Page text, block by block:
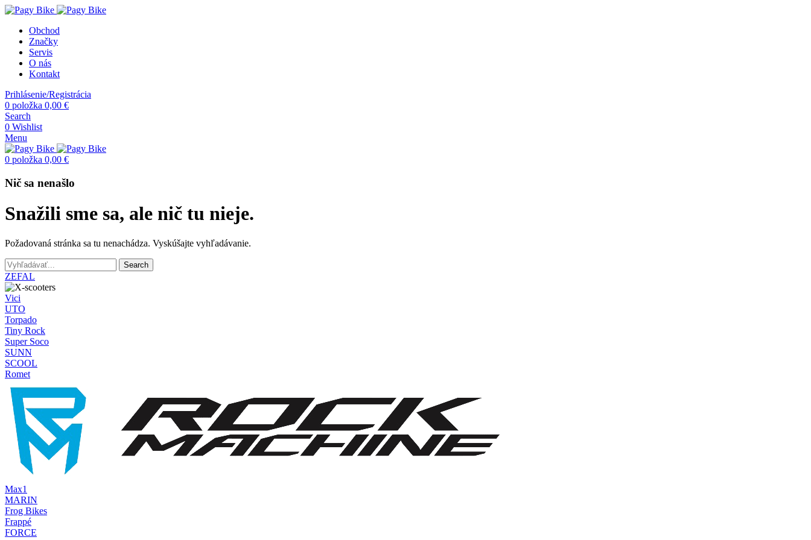
Obchod
Značky
Servis
O nás
Kontakt
Prihlásenie/Registrácia
0 položka 0,00 €
Search
0 Wishlist
Menu
0 položka 0,00 €
Nič sa nenašlo
Snažili sme sa, ale nič tu nieje.
Požadovaná stránka sa tu nenachádza. Vyskúšajte vyhľadávanie.
Search
ZEFAL
Vici
UTO
Torpado
Tiny Rock
Super Soco
SUNN
SCOOL
Romet
Max1
MARIN
Frog Bikes
Frappé
FORCE